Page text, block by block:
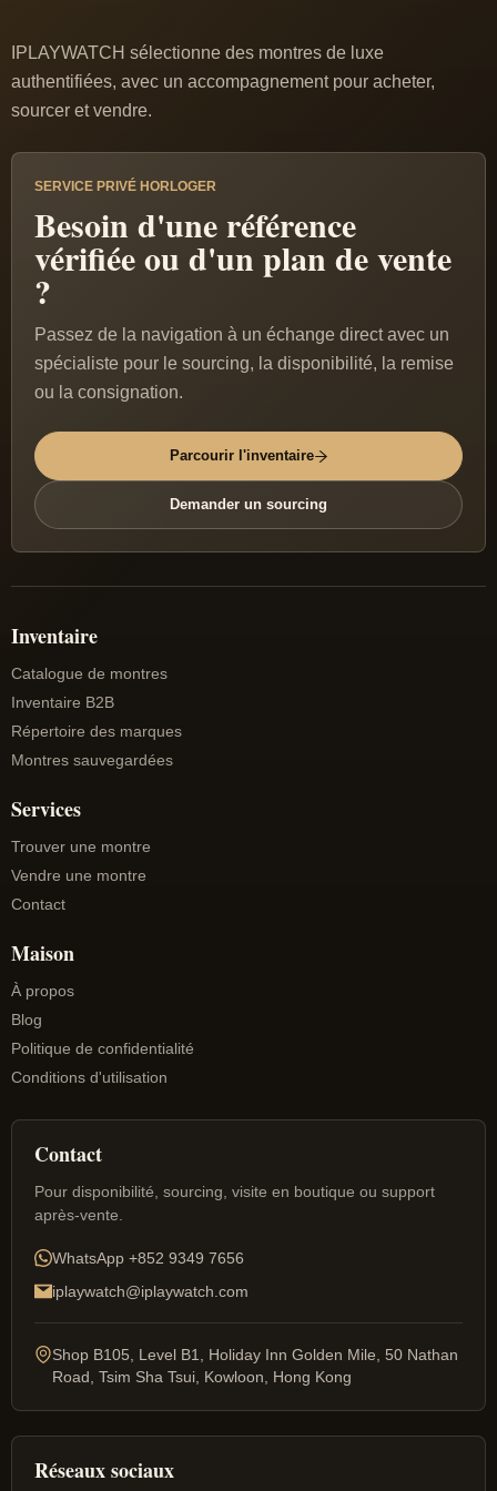
IPLAYWATCH sélectionne des montres de luxe
authentifiées, avec un accompagnement pour acheter,
sourcer et vendre.
SERVICE PRIVÉ HORLOGER
Besoin d'une référence
vérifiée ou d'un plan de vente
?
Passez de la navigation à un échange direct avec un
spécialiste pour le sourcing, la disponibilité, la remise
ou la consignation.
Parcourir l'inventaire
Demander un sourcing
Inventaire
Catalogue de montres
Inventaire B2B
Répertoire des marques
Montres sauvegardées
Services
Trouver une montre
Vendre une montre
Contact
Maison
À propos
Blog
Politique de confidentialité
Conditions d'utilisation
Contact
Pour disponibilité, sourcing, visite en boutique ou support
après-vente.
WhatsApp +852 9349 7656
iplaywatch@iplaywatch.com
Shop B105, Level B1, Holiday Inn Golden Mile, 50 Nathan
Road, Tsim Sha Tsui, Kowloon, Hong Kong
Réseaux sociaux